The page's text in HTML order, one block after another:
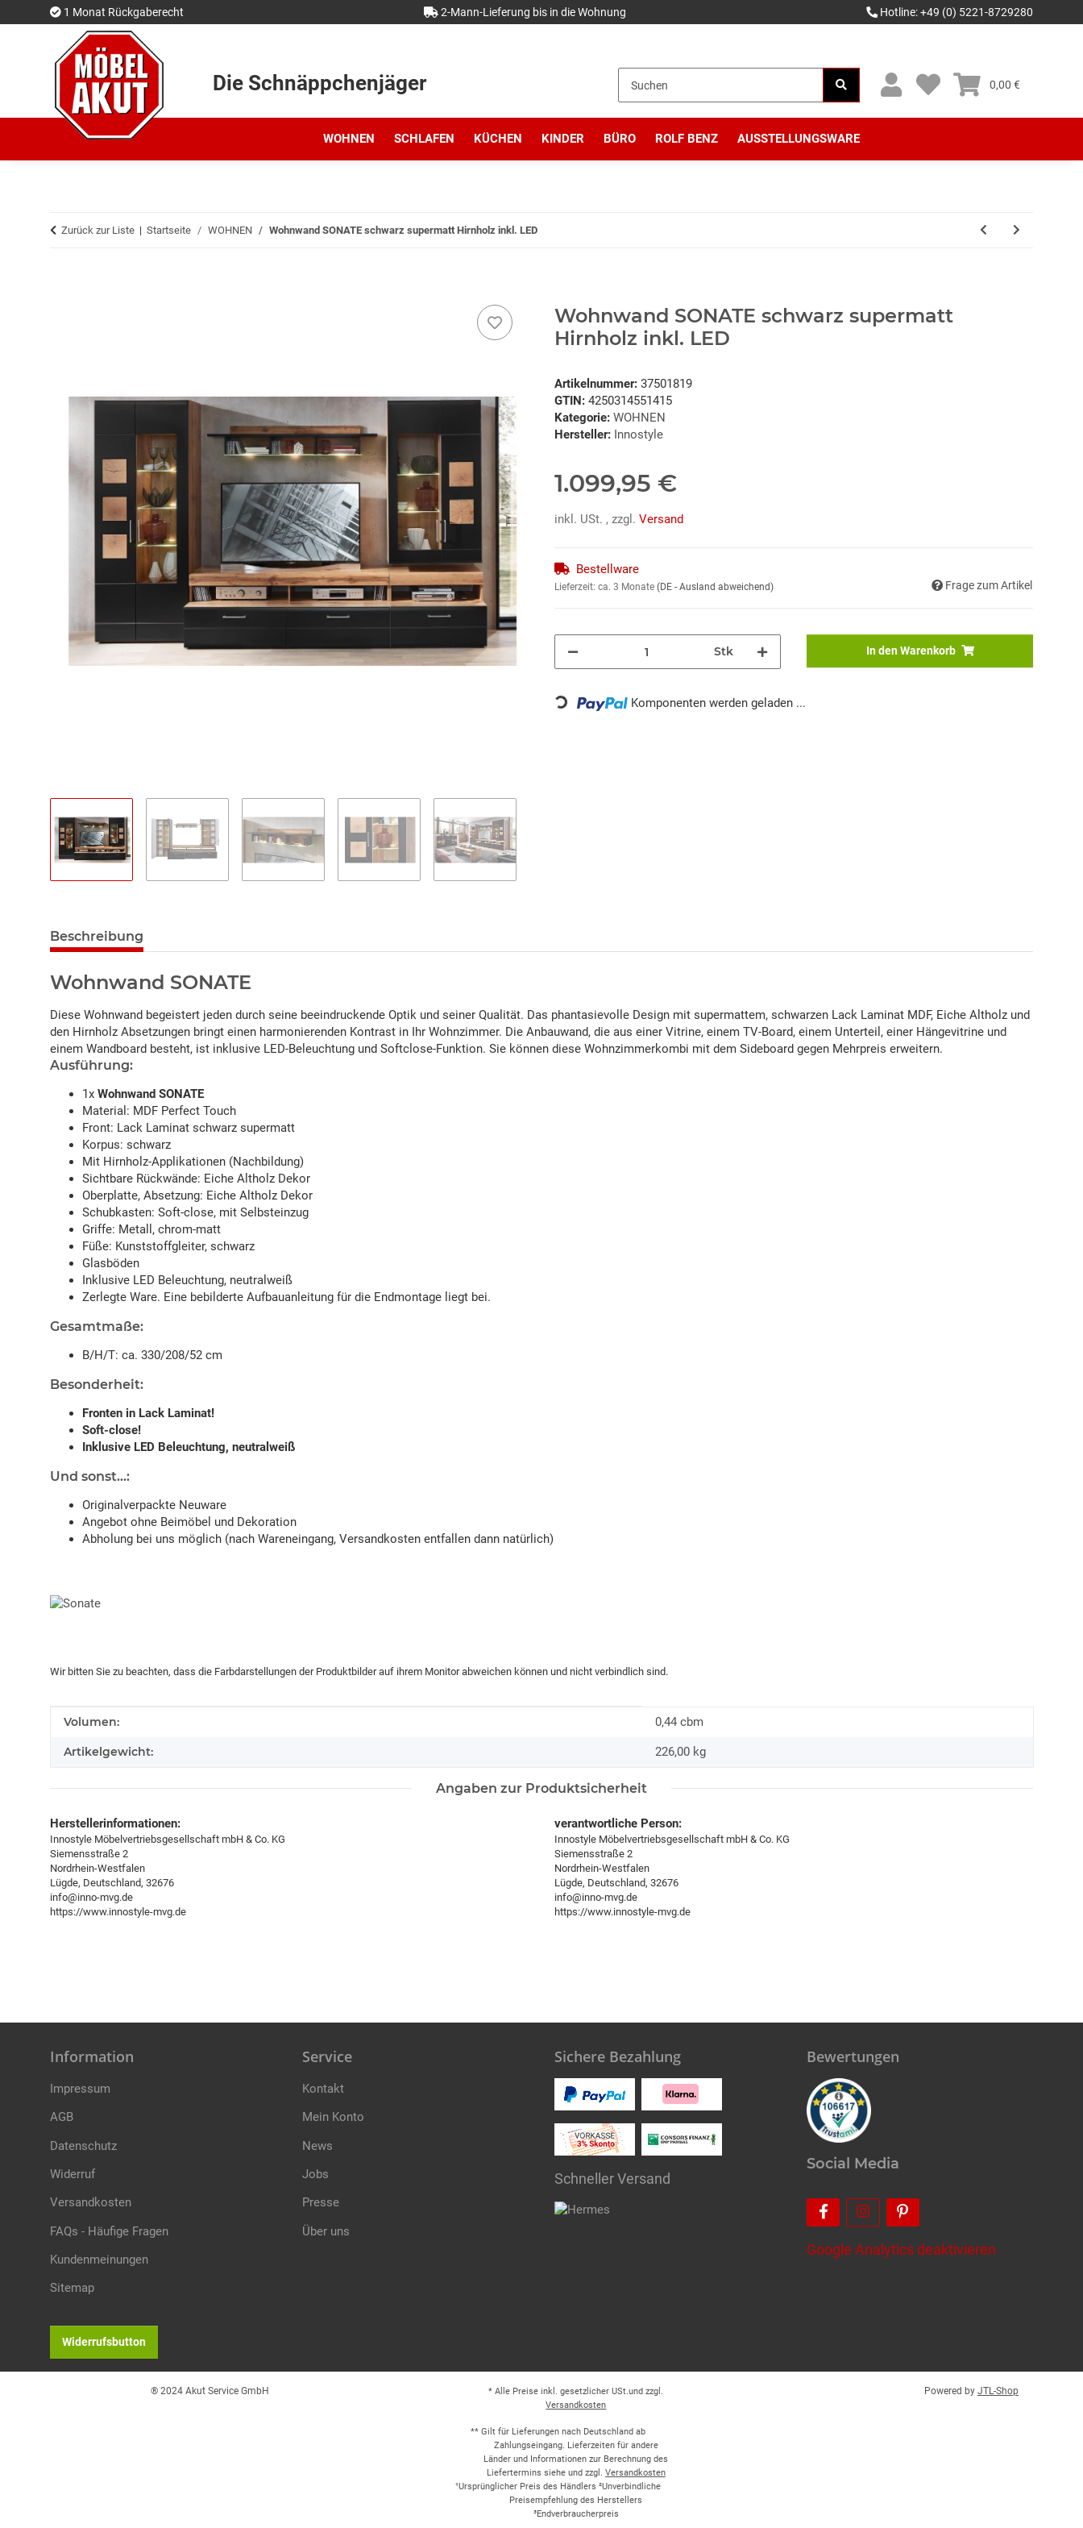
1 Monat Rückgaberecht 2-Mann-Lieferung bis in die Wohnung Hotline: +49 (0) 5221-8729280
Die Schnäppchenjäger 0,00 €
WOHNEN SCHLAFEN KÜCHEN KINDER BÜRO ROLF BENZ AUSSTELLUNGSWARE
Zurück zur Liste Startseite WOHNEN Wohnwand SONATE schwarz supermatt Hirnholz inkl. LED
Wohnwand SONATE schwarz supermatt
Hirnholz inkl. LED
Artikelnummer: 37501819
GTIN: 4250314551415
Kategorie: WOHNEN
Hersteller: Innostyle
1.099,95 €
inkl. USt. , zzgl. Versand
Bestellware
Lieferzeit: ca. 3 Monate (DE - Ausland abweichend) Frage zum Artikel
Stk In den Warenkorb
Loading... Komponenten werden geladen ...
Beschreibung
Wohnwand SONATE
Diese Wohnwand begeistert jeden durch seine beeindruckende Optik und seiner Qualität. Das phantasievolle Design mit supermattem, schwarzen Lack Laminat MDF, Eiche Altholz und
den Hirnholz Absetzungen bringt einen harmonierenden Kontrast in Ihr Wohnzimmer. Die Anbauwand, die aus einer Vitrine, einem TV-Board, einem Unterteil, einer Hängevitrine und
einem Wandboard besteht, ist inklusive LED-Beleuchtung und Softclose-Funktion. Sie können diese Wohnzimmerkombi mit dem Sideboard gegen Mehrpreis erweitern.
Ausführung:
1x Wohnwand SONATE
Material: MDF Perfect Touch
Front: Lack Laminat schwarz supermatt
Korpus: schwarz
Mit Hirnholz-Applikationen (Nachbildung)
Sichtbare Rückwände: Eiche Altholz Dekor
Oberplatte, Absetzung: Eiche Altholz Dekor
Schubkasten: Soft-close, mit Selbsteinzug
Griffe: Metall, chrom-matt
Füße: Kunststoffgleiter, schwarz
Glasböden
Inklusive LED Beleuchtung, neutralweiß
Zerlegte Ware. Eine bebilderte Aufbauanleitung für die Endmontage liegt bei.
Gesamtmaße:
B/H/T: ca. 330/208/52 cm
Besonderheit:
Fronten in Lack Laminat!
Soft-close!
Inklusive LED Beleuchtung, neutralweiß
Und sonst...:
Originalverpackte Neuware
Angebot ohne Beimöbel und Dekoration
Abholung bei uns möglich (nach Wareneingang, Versandkosten entfallen dann natürlich)
Wir bitten Sie zu beachten, dass die Farbdarstellungen der Produktbilder auf ihrem Monitor abweichen können und nicht verbindlich sind.
Produkteigenschaft
Wert
Volumen: 0,44 cbm
Artikelgewicht: 226,00 kg
Angaben zur Produktsicherheit
Herstellerinformationen:
Innostyle Möbelvertriebsgesellschaft mbH & Co. KG
Siemensstraße 2
Nordrhein-Westfalen
Lügde, Deutschland, 32676
info@inno-mvg.de
https://www.innostyle-mvg.de
verantwortliche Person:
Innostyle Möbelvertriebsgesellschaft mbH & Co. KG
Siemensstraße 2
Nordrhein-Westfalen
Lügde, Deutschland, 32676
info@inno-mvg.de
https://www.innostyle-mvg.de
Information
Impressum
AGB
Datenschutz
Widerruf
Versandkosten
FAQs - Häufige Fragen
Kundenmeinungen
Sitemap
Service
Kontakt
Mein Konto
News
Jobs
Presse
Über uns
Sichere Bezahlung
Schneller Versand
Bewertungen
Social Media
Google Analytics deaktivieren
Widerrufsbutton
® 2024 Akut Service GmbH
* Alle Preise inkl. gesetzlicher USt.und zzgl.
Versandkosten
** Gilt für Lieferungen nach Deutschland ab
Zahlungseingang. Lieferzeiten für andere
Länder und Informationen zur Berechnung des
Liefertermins siehe und zzgl. Versandkosten
¹Ursprünglicher Preis des Händlers ²Unverbindliche
Preisempfehlung des Herstellers
³Endverbraucherpreis
Powered by JTL-Shop